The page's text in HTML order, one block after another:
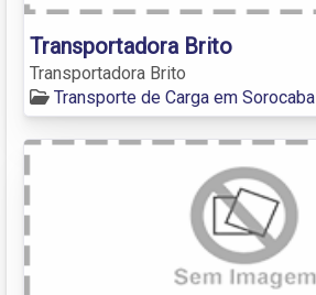
Transportadora Brito
Transportadora Brito
Transporte de Carga em Sorocaba